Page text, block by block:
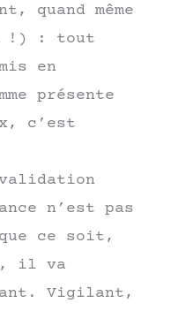
quand même
!) : tout
en
présente
c’est
validation
n’est pas
ce soit,
il va
Vigilant,